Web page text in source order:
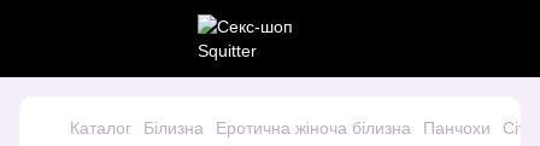
Каталог Білизна Еротична жіноча білизна Панчохи